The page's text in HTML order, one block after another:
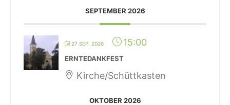
SEPTEMBER 2026
27 SEP. 2026 15:00
ERNTEDANKFEST
Kirche/Schüttkasten
OKTOBER 2026